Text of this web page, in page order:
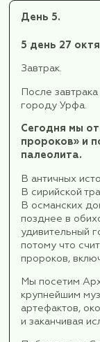
Мы посетим
Далее мы
Ужин.
Отдых.
День 4.
4 день 26
Завтрак.
После